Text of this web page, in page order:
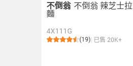
不倒翁 不倒翁 辣芝士拉
麵
4X111G
(19) 已售 20K+